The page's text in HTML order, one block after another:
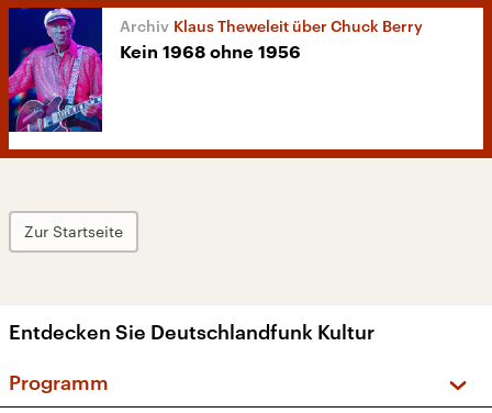
Klaus Theweleit über Chuck Berry
Kein 1968 ohne 1956
Zur Startseite
Entdecken Sie Deutschlandfunk Kultur
Programm